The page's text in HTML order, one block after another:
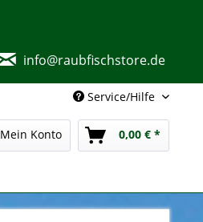
info@raubfischstore.de
Service/Hilfe
Mein Konto 0,00 € *